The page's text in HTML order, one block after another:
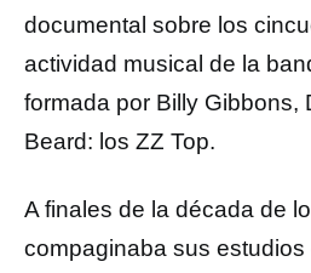
documental sobre los
actividad musical de la
formada por Billy Gibbons,
Beard: los ZZ Top.
A finales de la década de
compaginaba sus estudios